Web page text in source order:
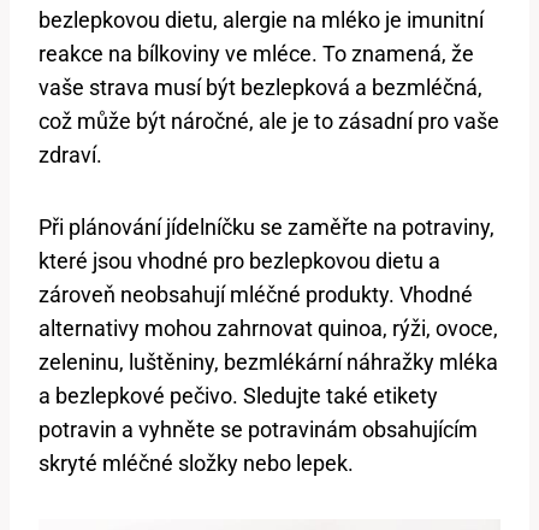
bezlepkovou dietu, alergie na mléko je imunitní
reakce na bílkoviny ve mléce. To znamená, že
vaše strava musí být bezlepková a bezmléčná,
což může být náročné, ale je to zásadní pro vaše
zdraví.
Při plánování jídelníčku se zaměřte na potraviny,
které jsou vhodné pro bezlepkovou dietu a
zároveň neobsahují mléčné produkty. Vhodné
alternativy mohou zahrnovat quinoa, rýži, ovoce,
zeleninu, luštěniny, bezmlékární náhražky mléka
a bezlepkové pečivo. Sledujte také etikety
potravin a vyhněte se potravinám obsahujícím
skryté mléčné složky nebo lepek.